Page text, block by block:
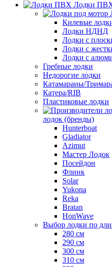
Лодки
Килевые
Лодки НДНД
Лодки с
Лодки с
Лодки с
Гребные лодки
Недорогие лодки
Катамараны/
Катера/RIB
Пластиковые лодки
лодок (бренды)
Hunterboat
Gladiator
Azimut
Мастер Лодок
Посейдон
Флинк
Solar
Yukona
Reka
Bratan
HonWave
Выбор лодки по
280 см
290 см
300 см
310 см